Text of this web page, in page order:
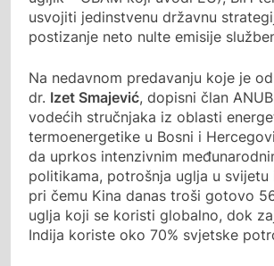
usvojiti jedinstvenu državnu
postizanje neto nulte emisije
Na nedavnom predavanju koje je
dr. Izet Smajević, dopisni član
vodećih stručnjaka iz oblasti
termoenergetike u Bosni i
da uprkos intenzivnim
politikama, potrošnja uglja u svijetu
pri čemu Kina danas troši gotovo
uglja koji se koristi globalno, dok
Indija koriste oko 70% svjetske